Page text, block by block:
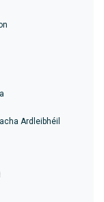
Ardleibhéil